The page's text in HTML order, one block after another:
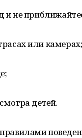
и не
или камерах;
детей.